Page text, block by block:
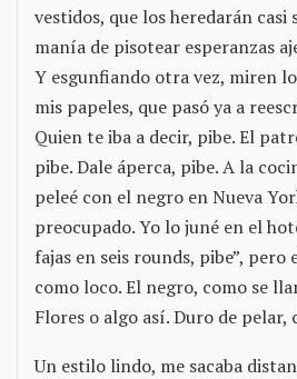
vestidos, que los heredarán
manía de pisotear esperanzas
Y esgunfiando otra vez, miren
mis papeles, que pasó ya a
Quien te iba a decir, pibe. El
pibe. Dale áperca, pibe. A la
peleé con el negro en Nueva
preocupado. Yo lo juné en el
fajas en seis rounds, pibe”, pero
como loco. El negro, como se
Flores o algo así. Duro de pelar,
Un estilo lindo, me sacaba